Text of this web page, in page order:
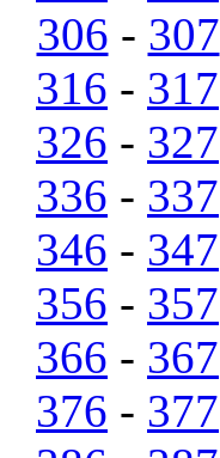
306 - 307
316 - 317
326 - 327
336 - 337
346 - 347
356 - 357
366 - 367
376 - 377